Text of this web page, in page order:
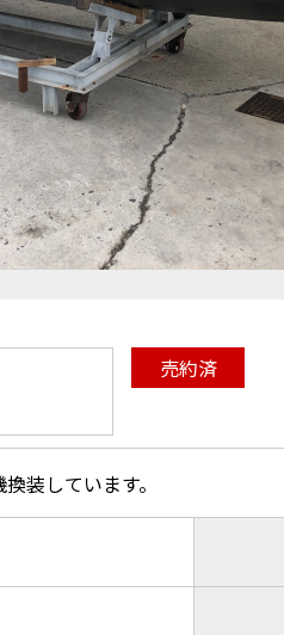
売約済
装しています。